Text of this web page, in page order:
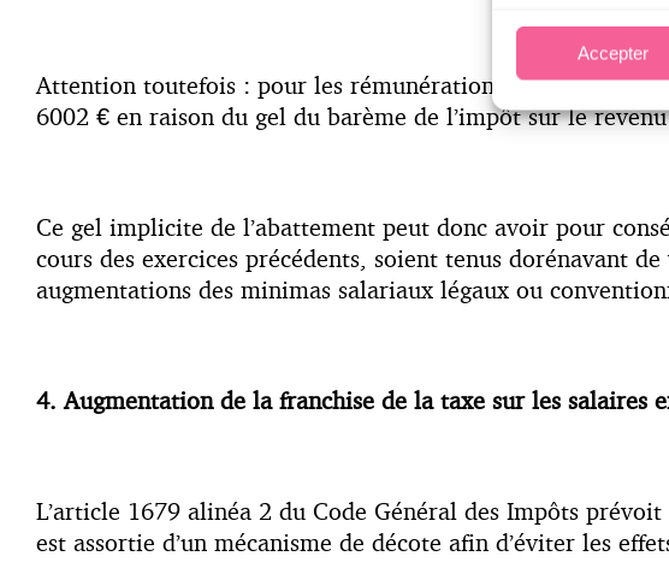
Accepter
Attention toutefois : pour les rémunérations versées au
6002 € en raison du gel du barème de l’impôt sur le
Ce gel implicite de l’abattement peut donc avoir pour
cours des exercices précédents, soient tenus dorénavant
augmentations des minimas salariaux légaux ou
4. Augmentation de la franchise de la taxe sur les salaires
L’article 1679 alinéa 2 du Code Général des Impôts
est assortie d’un mécanisme de décote afin d’éviter les